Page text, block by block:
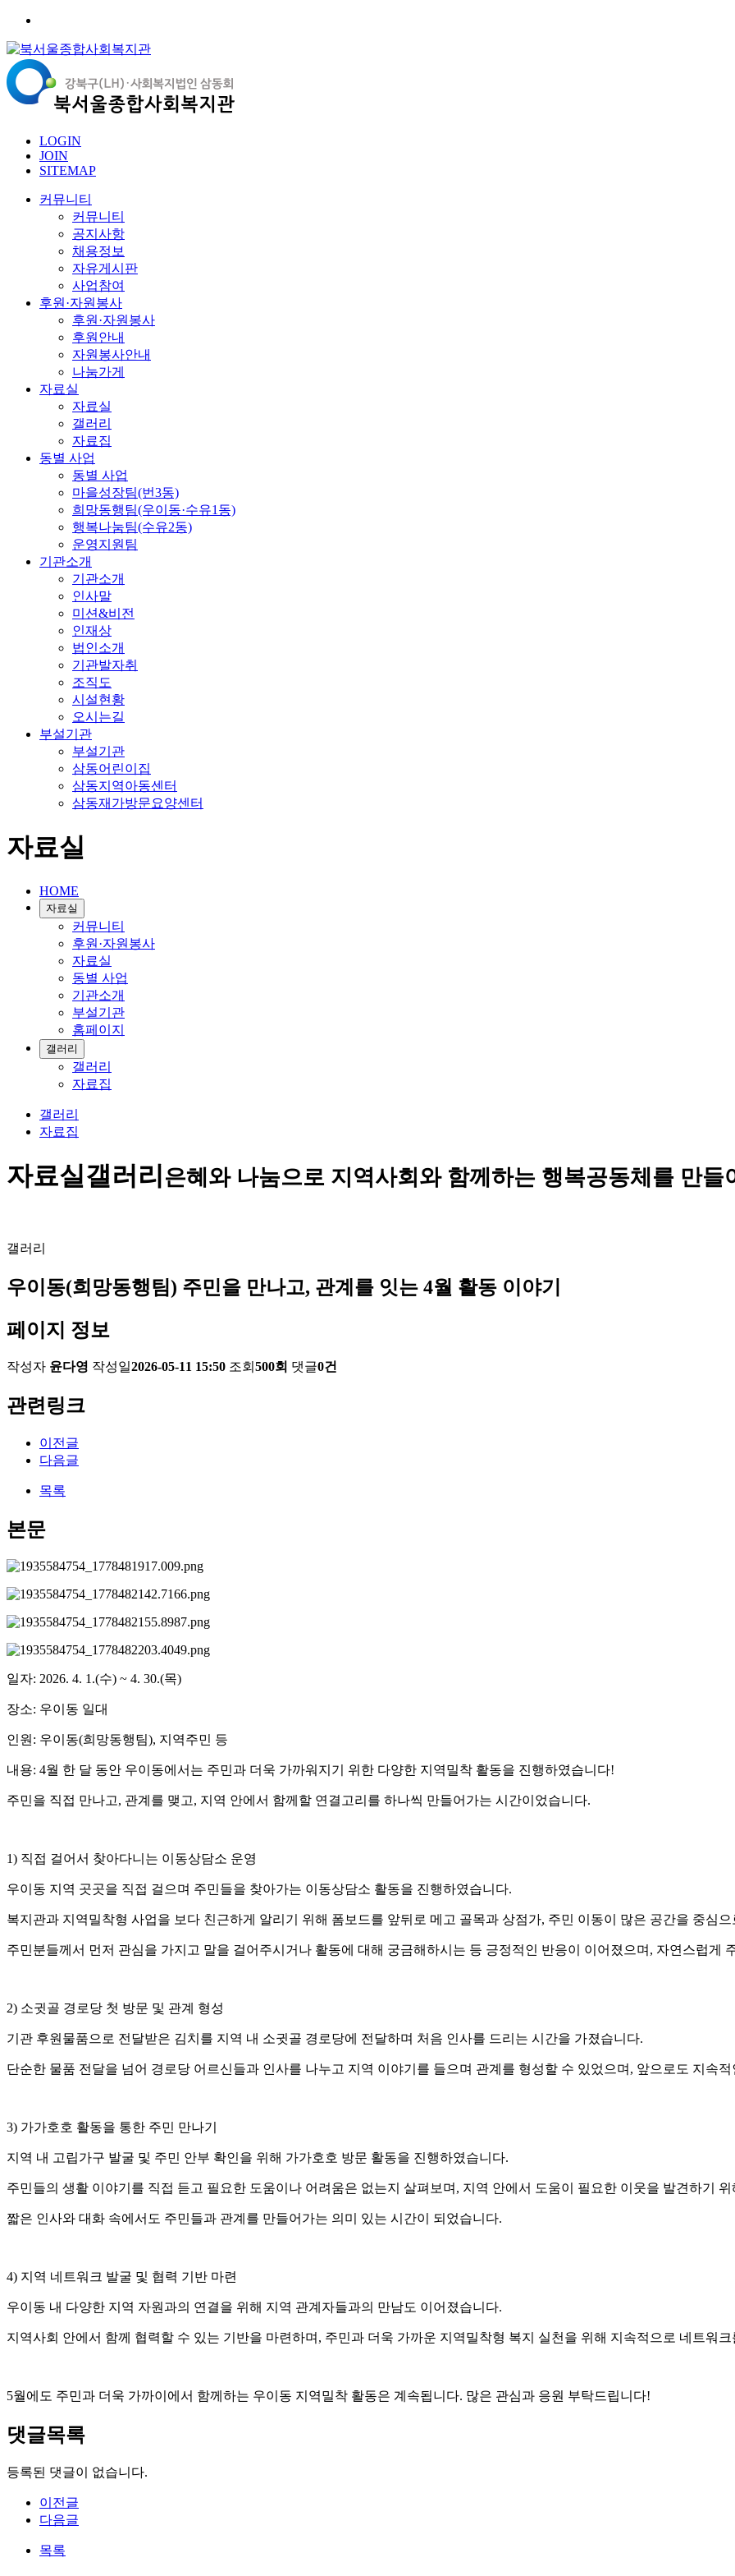
LOGIN
JOIN
SITEMAP
커뮤니티
커뮤니티
공지사항
채용정보
자유게시판
사업참여
후원·자원봉사
후원·자원봉사
후원안내
자원봉사안내
나눔가게
자료실
자료실
갤러리
자료집
동별 사업
동별 사업
마을성장팀(번3동)
희망동행팀(우이동·수유1동)
행복나눔팀(수유2동)
운영지원팀
기관소개
기관소개
인사말
미션&비전
인재상
법인소개
기관발자취
조직도
시설현황
오시는길
부설기관
부설기관
삼동어린이집
삼동지역아동센터
삼동재가방문요양센터
자료실
HOME
자료실
커뮤니티
후원·자원봉사
자료실
동별 사업
기관소개
부설기관
홈페이지
갤러리
갤러리
자료집
갤러리
자료집
자료실갤러리은혜와 나눔으로 지역사회와 함께하는 행복공동체를 만들
갤러리
우이동(희망동행팀) 주민을 만나고, 관계를 잇는 4월 활동 이야기
페이지 정보
작성자 윤다영 작성일2026-05-11 15:50 조회 500회 댓글0건
관련링크
이전글
다음글
목록
본문
일자: 2026. 4. 1.(수) ~ 4. 30.(목)
장소: 우이동 일대
인원: 우이동(희망동행팀), 지역주민 등
내용: 4월 한 달 동안 우이동에서는 주민과 더욱 가까워지기 위한 다양한 지역밀착 활동을 진행하였습니다!
주민을 직접 만나고, 관계를 맺고, 지역 안에서 함께할 연결고리를 하나씩 만들어가는 시간이었습니다.
1) 직접 걸어서 찾아다니는 이동상담소 운영
우이동 지역 곳곳을 직접 걸으며 주민들을 찾아가는 이동상담소 활동을 진행하였습니다.
복지관과 지역밀착형 사업을 보다 친근하게 알리기 위해 폼보드를 앞뒤로 메고 골목과 상점가, 주민 이동이 많은 공간을 중심
주민분들께서 먼저 관심을 가지고 말을 걸어주시거나 활동에 대해 궁금해하시는 등 긍정적인 반응이 이어졌으며, 자연스럽게
2) 소귓골 경로당 첫 방문 및 관계 형성
기관 후원물품으로 전달받은 김치를 지역 내 소귓골 경로당에 전달하며 처음 인사를 드리는 시간을 가졌습니다.
단순한 물품 전달을 넘어 경로당 어르신들과 인사를 나누고 지역 이야기를 들으며 관계를 형성할 수 있었으며, 앞으로도 지속
3) 가가호호 활동을 통한 주민 만나기
지역 내 고립가구 발굴 및 주민 안부 확인을 위해 가가호호 방문 활동을 진행하였습니다.
주민들의 생활 이야기를 직접 듣고 필요한 도움이나 어려움은 없는지 살펴보며, 지역 안에서 도움이 필요한 이웃을 발견하기
짧은 인사와 대화 속에서도 주민들과 관계를 만들어가는 의미 있는 시간이 되었습니다.
4) 지역 네트워크 발굴 및 협력 기반 마련
우이동 내 다양한 지역 자원과의 연결을 위해 지역 관계자들과의 만남도 이어졌습니다.
지역사회 안에서 함께 협력할 수 있는 기반을 마련하며, 주민과 더욱 가까운 지역밀착형 복지 실천을 위해 지속적으로 네트워
5월에도 주민과 더욱 가까이에서 함께하는 우이동 지역밀착 활동은 계속됩니다. 많은 관심과 응원 부탁드립니다!
댓글목록
등록된 댓글이 없습니다.
이전글
다음글
목록